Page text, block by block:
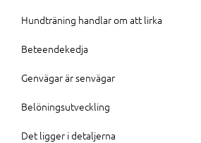
Hundträning handlar om att lirka
Beteendekedja
Genvägar är senvägar
Belöningsutveckling
Det ligger i detaljerna